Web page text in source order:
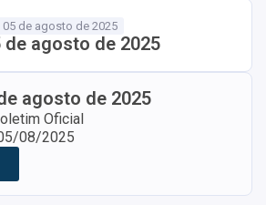
05 de agosto de 2025
de agosto de 2025
agosto de 2025
Oficial
08/2025